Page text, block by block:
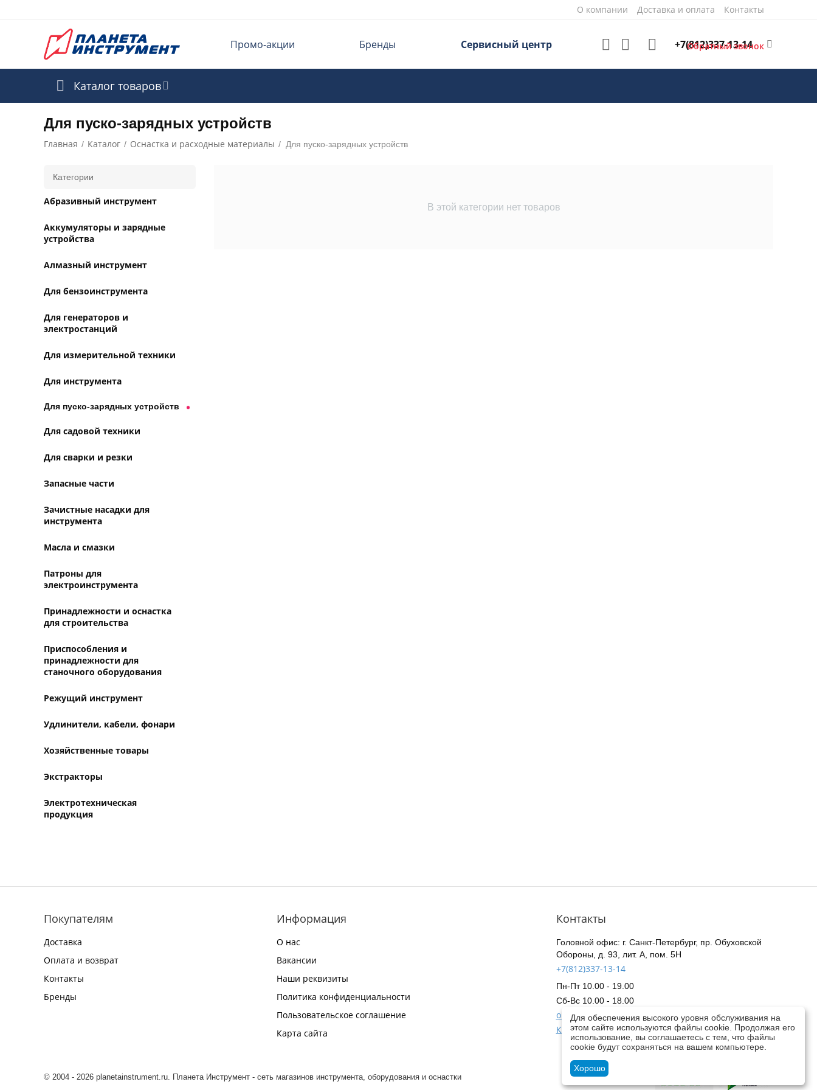
О компании Доставка и оплата Контакты
Промо-акции Бренды Сервисный центр +7(812)337-13-14
Обратный звонок
Каталог товаров
Для пуско-зарядных устройств
Главная / Каталог / Оснастка и расходные материалы / Для пуско-зарядных устройств
В этой категории нет товаров
Категории
Абразивный инструмент
Аккумуляторы и зарядные
устройства
Алмазный инструмент
Для бензоинструмента
Для генераторов и
электростанций
Для измерительной техники
Для инструмента
Для пуско-зарядных устройств
Для садовой техники
Для сварки и резки
Запасные части
Зачистные насадки для
инструмента
Масла и смазки
Патроны для
электроинструмента
Принадлежности и оснастка
для строительства
Приспособления и
принадлежности для
станочного оборудования
Режущий инструмент
Удлинители, кабели, фонари
Хозяйственные товары
Экстракторы
Электротехническая
продукция
Покупателям
Доставка
Оплата и возврат
Контакты
Бренды
Информация
О нас
Вакансии
Наши реквизиты
Политика конфиденциальности
Пользовательское соглашение
Карта сайта
Контакты
Головной офис: г. Санкт-Петербург, пр. Обуховской
Обороны, д. 93, лит. А, пом. 5Н
+7(812)337-13-14
Пн-Пт 10.00 - 19.00
Сб-Вс 10.00 - 18.00
online@planetainstrument.ru
Контакты всех магазинов
© 2004 - 2026 planetainstrument.ru. Планета Инструмент - сеть магазинов инструмента, оборудования и оснастки
Для обеспечения высокого уровня обслуживания на
этом сайте используются файлы cookie. Продолжая его
использование, вы соглашаетесь с тем, что файлы
cookie будут сохраняться на вашем компьютере.
Хорошо